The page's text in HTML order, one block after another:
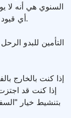
أي قيود على عدد الأيام وعدد الرحلات على مدار العام.
التأمين للبدو
إذا كنت بالخارج
إذا كنت قد
بتنشيط خيار